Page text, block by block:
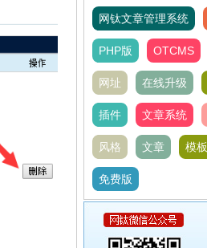
网钛文章管理系统
PHP版 OTCMS
网址 在线升级
插件 文章系统
风格 文章 模板
免费版